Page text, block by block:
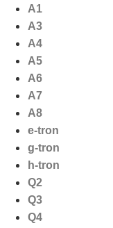
naar
inhoud
A1
A3
A4
A5
A6
A7
A8
e-tron
g-tron
h-tron
Q2
Q3
Q4